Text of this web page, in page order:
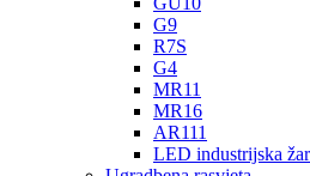
G9
R7S
G4
MR11
MR16
AR111
LED industrijska